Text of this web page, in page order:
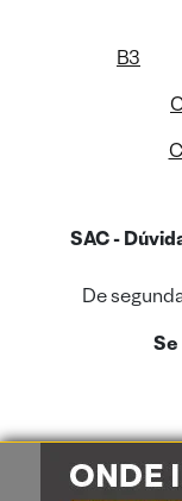
B3
SAC -
De
Este site usa cookies
Cookies